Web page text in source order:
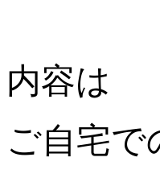
内容は
ご自宅で